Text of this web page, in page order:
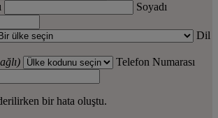
Soyadı
Dil
Telefon Numarası
bir hata oluştu.